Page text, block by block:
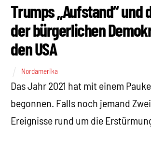
Trumps „Aufstand“ und
der bürgerlichen
den USA
Nordamerika
Das Jahr 2021 hat mit einem
begonnen. Falls noch jemand
Ereignisse rund um die